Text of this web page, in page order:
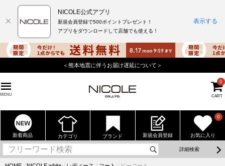
＜熊本地震に伴うお届け遅延について＞
MENU CART
0
新着商品 カテゴリ ブランド 新規会員登録 お気に入り
0
詳細検索
NICOLE公式アプリ
新規会員登録で500ポイントプレゼント！
アプリをダウンロードして店舗でも使える！
表示する